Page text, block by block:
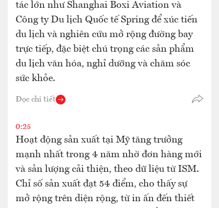
tác lớn như Shanghai Boxi Aviation và
Công ty Du lịch Quốc tế Spring để xúc tiến
du lịch và nghiên cứu mở rộng đường bay
trực tiếp, đặc biệt chú trọng các sản phẩm
du lịch văn hóa, nghỉ dưỡng và chăm sóc
sức khỏe.
Đọc chi tiết
0:25
Hoạt động sản xuất tại Mỹ tăng trưởng
mạnh nhất trong 4 năm nhờ đơn hàng mới
và sản lượng cải thiện, theo dữ liệu từ ISM.
Chỉ số sản xuất đạt 54 điểm, cho thấy sự
mở rộng trên diện rộng, từ in ấn đến thiết